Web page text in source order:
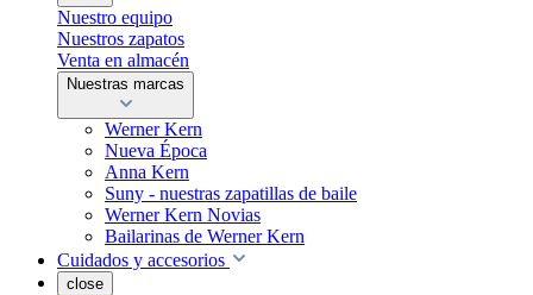
Nuestro equipo
Nuestros zapatos
Venta en almacén
Nuestras marcas
Werner Kern
Nueva Época
Anna Kern
Suny - nuestras zapatillas de baile
Werner Kern Novias
Bailarinas de Werner Kern
Cuidados y accesorios
close